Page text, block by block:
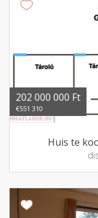
202 000 000 Ft
€551 310
Huis te